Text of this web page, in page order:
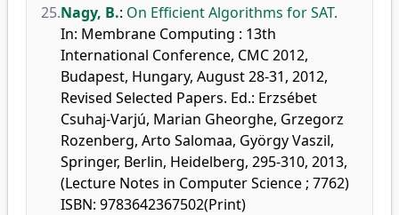
25.Nagy, B.: On Efficient Algorithms for SAT.
In: Membrane Computing : 13th
International Conference, CMC 2012,
Budapest, Hungary, August 28-31, 2012,
Revised Selected Papers. Ed.: Erzsébet
Csuhaj-Varjú, Marian Gheorghe, Grzegorz
Rozenberg, Arto Salomaa, György Vaszil,
Springer, Berlin, Heidelberg, 295-310, 2013,
(Lecture Notes in Computer Science ; 7762)
ISBN: 9783642367502(Print)